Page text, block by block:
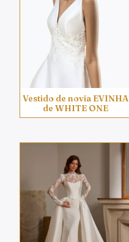
Vestido de novia EVINHA
de WHITE ONE